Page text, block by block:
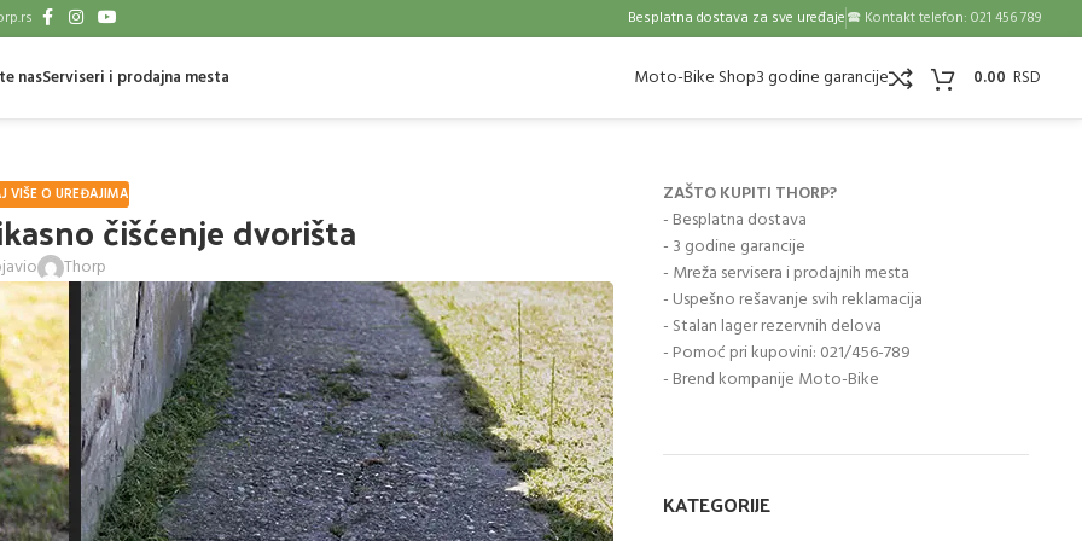
Besplatna dostava za sve uređaje🕿 Kontakt telefon: 021 456 789
nasServiseri i prodajna mesta Moto-Bike Shop3 godine garancije 0.00
VIŠE O UREĐAJIMA
čišćenje dvorišta
Thorp
ZAŠTO KUPITI THORP?
- Besplatna dostava
- 3 godine garancije
- Mreža servisera i prodajnih mesta
- Uspešno rešavanje svih reklamacija
- Stalan lager rezervnih delova
- Pomoć pri kupovini: 021/456-789
- Brend kompanije Moto-Bike
KATEGORIJE